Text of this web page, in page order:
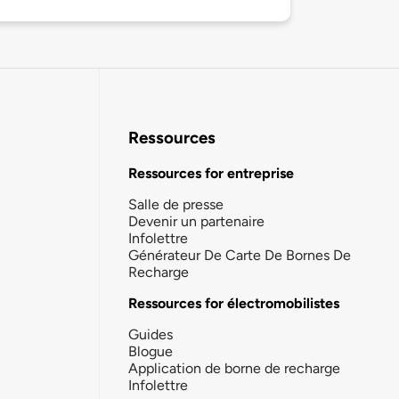
Ressources
Ressources for entreprise
Salle de presse
Devenir un partenaire
Infolettre
Générateur De Carte De Bornes De
Recharge
Ressources for électromobilistes
Guides
Blogue
Application de borne de recharge
Infolettre